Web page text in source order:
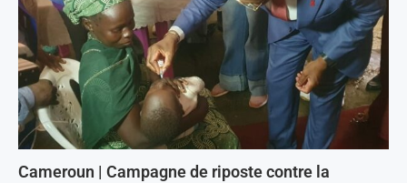
Cameroun | Campagne de riposte contre la